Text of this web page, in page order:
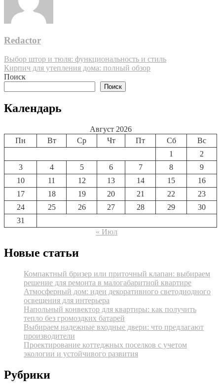
Redactor
Навигация
по
Выбор штор и тюля: функциональность и стиль
Кирпич для утепления дома: полный обзор
Поиск
Поиск
Календарь
Август 2026
Пн
Вт Ср Чт Пт Сб
Вс
1
2
3
4 5 6 7 8
9
10
11 12 13 14 15
16
17
18 19 20 21 22
23
24
25 26 27 28 29
30
31
« Июл
Новые статьи
Компактный бризер или приточный клапан: выбираем
решение для ремонта в малогабаритной квартире
Атмосферный дом: идеи декоративного светодиодного
освещения для интерьера
Напольный конвектор для квартиры: как получить
тепло без громоздких батарей
Выбираем надежные входные двери: что предлагают
производители
Проектирование коттеджных поселков с учетом
экологии и устойчивого развития
Рубрики